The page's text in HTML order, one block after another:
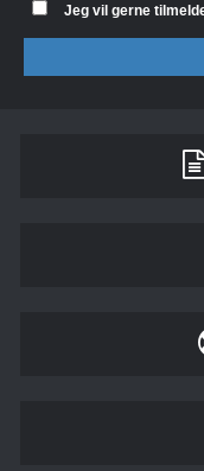
Jeg vil gerne